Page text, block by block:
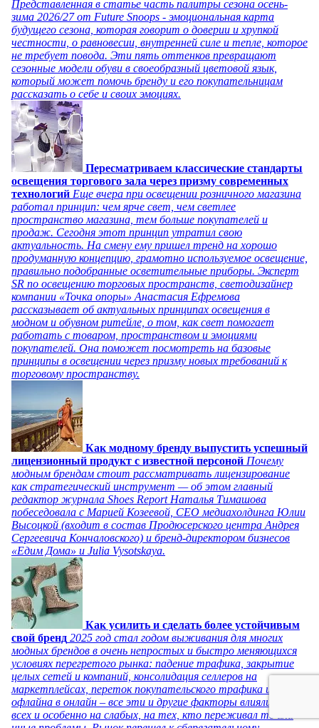
Представленная в статье часть палитры сезона осень-
зима 2026/27 от Future Snoops - эмоциональная карта
будущего сезона, которая говорит о доверии и хрупкой
честности, о равновесии, внутренней силе и тепле, которое
не требует повода. Эти пять оттенков превращают
сезонные модели обуви в своеобразный цветовой язык,
который может помочь бренду и его покупательницам
рассказать о себе и своих эмоциях.
Пересматриваем классические стандарты
освещения торгового зала через призму современных
технологий Еще вчера при освещении розничного магазина
работал принцип: чем ярче свет, чем светлее
пространство магазина, тем больше покупателей и
продаж. Сегодня этот принцип утратил свою
актуальность. На смену ему пришел тренд на хорошо
продуманную концепцию, грамотно используемое освещение,
правильно подобранные осветительные приборы. Эксперт
SR по освещению торговых пространств, светодизайнер
компании «Точка опоры» Анастасия Ефремова
рассказывает об актуальных принципах освещения в
модном и обувном ритейле, о том, как свет помогает
работать с товаром, пространством и эмоциями
покупателей. Она поможет посмотреть на базовые
принципы в освещении через призму новых требований к
торговому пространству.
Как модному бренду выпустить успешный
лицензионный продукт с известной персоной Почему
модным брендам стоит рассматривать лицензирование
как стратегический инструмент — об этом главный
редактор журнала Shoes Report Наталья Тимашова
побеседовала с Марией Козеевой, СЕО медиахолдинга Юлии
Высоцкой (входит в состав Продюсерского центра Андрея
Сергеевича Кончаловского) и бренд-директором бизнесов
«Едим Дома» и Julia Vysotskaya.
Как усилить и сделать более устойчивым
свой бренд 2025 год стал годом выживания для многих
модных брендов в очень непростых и быстро меняющихся
условиях перегретого рынка: падение трафика, закрытие
целых сетей и компаний, консолидация селлеров на
маркетплейсах, переток покупательского трафика из
офлайна в онлайн – все эти и другие факторы влияли на
всех и особенно на слабых, на тех, кто переживал те или